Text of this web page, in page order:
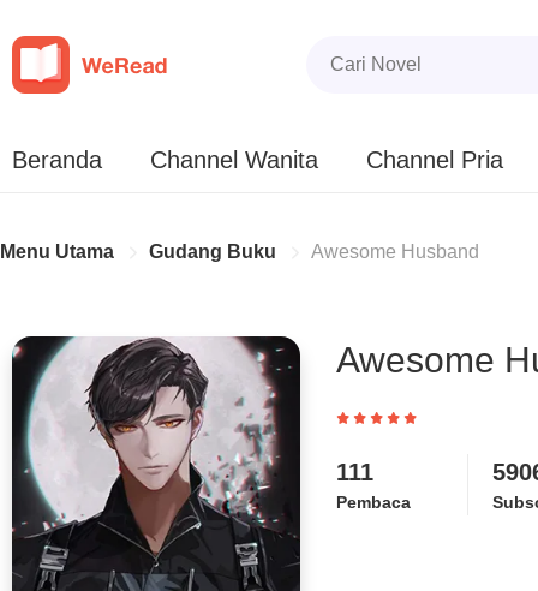
Beranda Channel Wanita Channel Pria
Menu Utama Gudang Buku Awesome Husband
Awesome
111
Pembaca